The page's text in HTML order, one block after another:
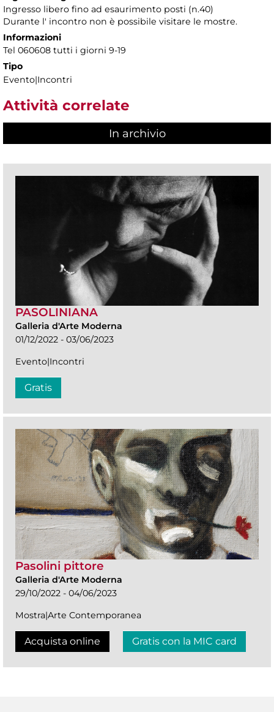
Ingresso libero fino ad esaurimento posti (n.40)
Durante l' incontro non è possibile visitare le mostre.
Informazioni
Tel 060608 tutti i giorni 9-19
Tipo
Evento|Incontri
Attività correlate
In archivio
PASOLINIANA
Galleria d'Arte Moderna
01/12/2022 - 03/06/2023
Evento|Incontri
Gratis
Pasolini pittore
Galleria d'Arte Moderna
29/10/2022 - 04/06/2023
Mostra|Arte Contemporanea
Acquista online Gratis con la MIC card